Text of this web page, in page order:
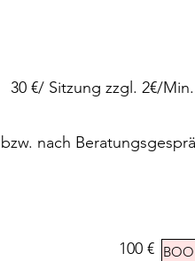
zzgl. 2€/
nach
on
On 100 €